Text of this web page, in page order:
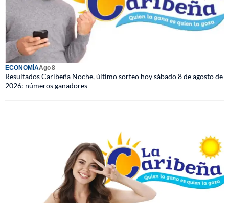
ECONOMÍAAgo 8
Resultados Caribeña Noche, último sorteo hoy sábado 8 de agosto de
2026: números ganadores